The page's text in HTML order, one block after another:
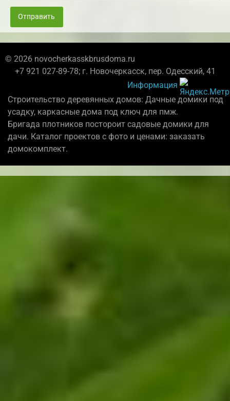
Отправить
© 2026 novocherkasskbrusdoma.ru
+7 921 027-89-78; г. Новочеркасск, пер. Одесский, 41
Информация
Строительство деревянных домов: Дачные домики под
усадку, каркасные дома под ключ для пмж.
Бригада плотников постороит садовые домики для
дачи. Каталог проектов с фото и ценами: заказать
домокомплект.